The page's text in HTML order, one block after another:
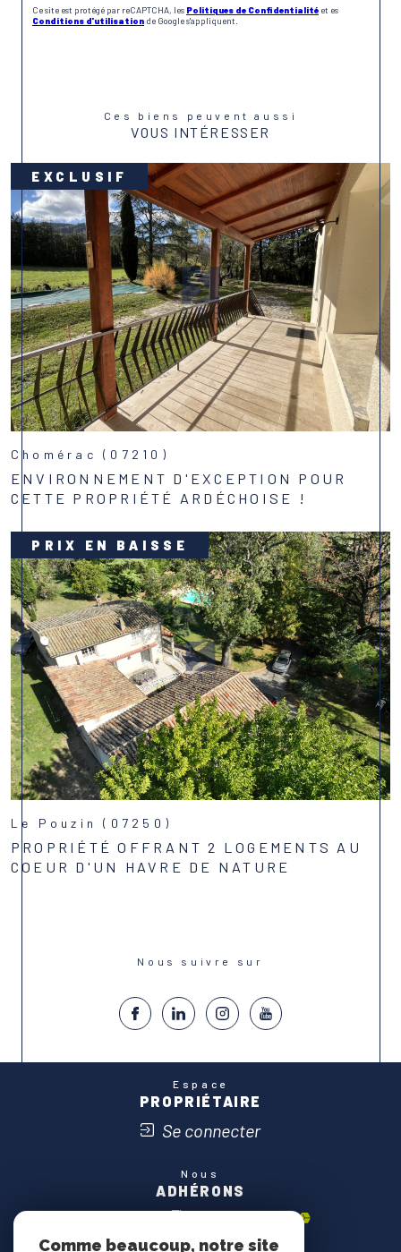
Ce site est protégé par reCAPTCHA, les Politiques de Confidentialité et es
Conditions d'utilisation de Google s'appliquent.
Ces biens peuvent aussi
VOUS INTÉRESSER
EXCLUSIF
Chomérac (07210)
ENVIRONNEMENT D'EXCEPTION POUR
CETTE PROPRIÉTÉ ARDÉCHOISE !
PRIX EN BAISSE
Le Pouzin (07250)
PROPRIÉTÉ OFFRANT 2 LOGEMENTS AU
COEUR D'UN HAVRE DE NATURE
Nous suivre sur
Espace
PROPRIÉTAIRE
Se connecter
Nous
ADHÉRONS
Comme beaucoup, notre site